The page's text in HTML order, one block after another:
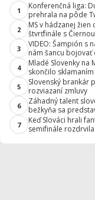
1
Konferenčná liga:
prehrala na pôde
2
MS v hádzanej
štvrťfinále s
3
VIDEO: Šampión s
nám šancu bojovať
4
Mladé Slovenky na
skončilo sklamaním
5
Slovenský brankár
rozviazaní zmluvy
6
Záhadný talent
bežkyňa sa
7
Keď Slováci hrali
semifinále